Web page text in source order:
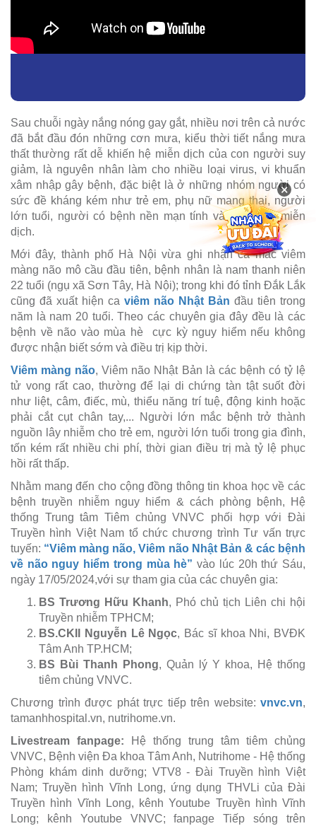
Sau chuỗi ngày nắng nóng gay gắt, nhiều nơi trên cả nước
đã bắt đầu đón những cơn mưa, kiểu thời tiết nắng mưa
thất thường rất dễ khiến hệ miễn dịch của con người suy
giảm, là nguyên nhân làm cho nhiều loại virus, vi khuẩn
xâm nhập gây bệnh, đặc biệt là ở những nhóm người có
sức đề kháng kém như trẻ em, phụ nữ mang thai, người
lớn tuổi, người có bệnh nền mạn tính và suy giảm miễn
dịch.
Mới đây, thành phố Hà Nội vừa ghi nhận ca mắc viêm
màng não mô cầu đầu tiên, bệnh nhân là nam thanh niên
22 tuổi (ngụ xã Sơn Tây, Hà Nội); trong khi đó tỉnh Đắk Lắk
cũng đã xuất hiện ca viêm não Nhật Bản đầu tiên trong
năm là nam 20 tuổi. Theo các chuyên gia đây đều là các
bệnh về não vào mùa hè cực kỳ nguy hiểm nếu không
được nhận biết sớm và điều trị kịp thời.
Viêm màng não, Viêm não Nhật Bản là các bệnh có tỷ lệ
tử vong rất cao, thường để lại di chứng tàn tật suốt đời
như liệt, câm, điếc, mù, thiểu năng trí tuệ, động kinh hoặc
phải cắt cụt chân tay,... Người lớn mắc bệnh trở thành
nguồn lây nhiễm cho trẻ em, người lớn tuổi trong gia đình,
tốn kém rất nhiều chi phí, thời gian điều trị mà tỷ lệ phục
hồi rất thấp.
Nhằm mang đến cho cộng đồng thông tin khoa học về các
bệnh truyền nhiễm nguy hiểm & cách phòng bệnh, Hệ
thống Trung tâm Tiêm chủng VNVC phối hợp với Đài
Truyền hình Việt Nam tổ chức chương trình Tư vấn trực
tuyến: “Viêm màng não, Viêm não Nhật Bản & các bệnh
về não nguy hiểm trong mùa hè” vào lúc 20h thứ Sáu,
ngày 17/05/2024,với sự tham gia của các chuyên gia:
BS Trương Hữu Khanh, Phó chủ tịch Liên chi hội
Truyền nhiễm TPHCM;
BS.CKII Nguyễn Lê Ngọc, Bác sĩ khoa Nhi, BVĐK
Tâm Anh TP.HCM;
BS Bùi Thanh Phong, Quản lý Y khoa, Hệ thống
tiêm chủng VNVC.
Chương trình được phát trực tiếp trên website: vnvc.vn,
tamanhhospital.vn, nutrihome.vn.
Livestream fanpage: Hệ thống trung tâm tiêm chủng
VNVC, Bệnh viện Đa khoa Tâm Anh, Nutrihome - Hệ thống
Phòng khám dinh dưỡng; VTV8 - Đài Truyền hình Việt
Nam; Truyền hình Vĩnh Long, ứng dụng THVLi của Đài
Truyền hình Vĩnh Long, kênh Youtube Truyền hình Vĩnh
Long; kênh Youtube VNVC; fanpage Tiếp sóng trên
×